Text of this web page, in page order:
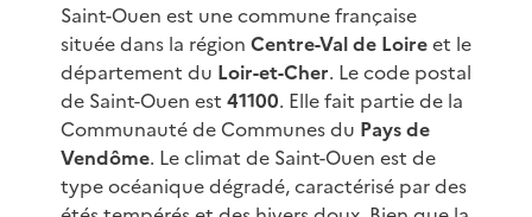
Saint-Ouen est une commune française
située dans la région Centre-Val de Loireet le
département du Loir-et-Cher. Le code postal
de Saint-Ouen est 41100. Elle fait partie de la
Communauté de Communes du Pays de
Vendôme. Le climat de Saint-Ouen est de
type océanique dégradé, caractérisé par des